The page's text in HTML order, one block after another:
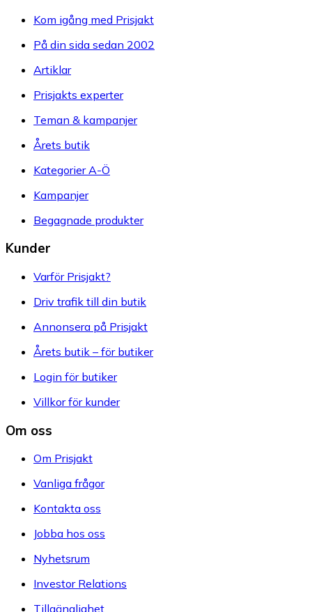
Kom igång med Prisjakt
På din sida sedan 2002
Artiklar
Prisjakts experter
Teman & kampanjer
Årets butik
Kategorier A-Ö
Kampanjer
Begagnade produkter
Kunder
Varför Prisjakt?
Driv trafik till din butik
Annonsera på Prisjakt
Årets butik – för butiker
Login för butiker
Villkor för kunder
Om oss
Om Prisjakt
Vanliga frågor
Kontakta oss
Jobba hos oss
Nyhetsrum
Investor Relations
Tillgänglighet